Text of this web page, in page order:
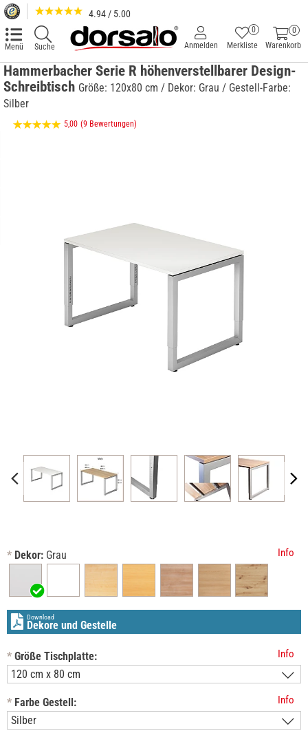
4.94 / 5.00
Menü Suche
0
Warenkorb
Merkliste
0
Anmelden
Hammerbacher Serie R höhenverstellbarer Design-
Schreibtisch Größe: 120x80 cm / Dekor: Grau / Gestell-Farbe:
Silber
5,00 (9 Bewertungen)
* Dekor: Grau Info
Download
Dekore und Gestelle
* Größe Tischplatte: Info
* Farbe Gestell: Info